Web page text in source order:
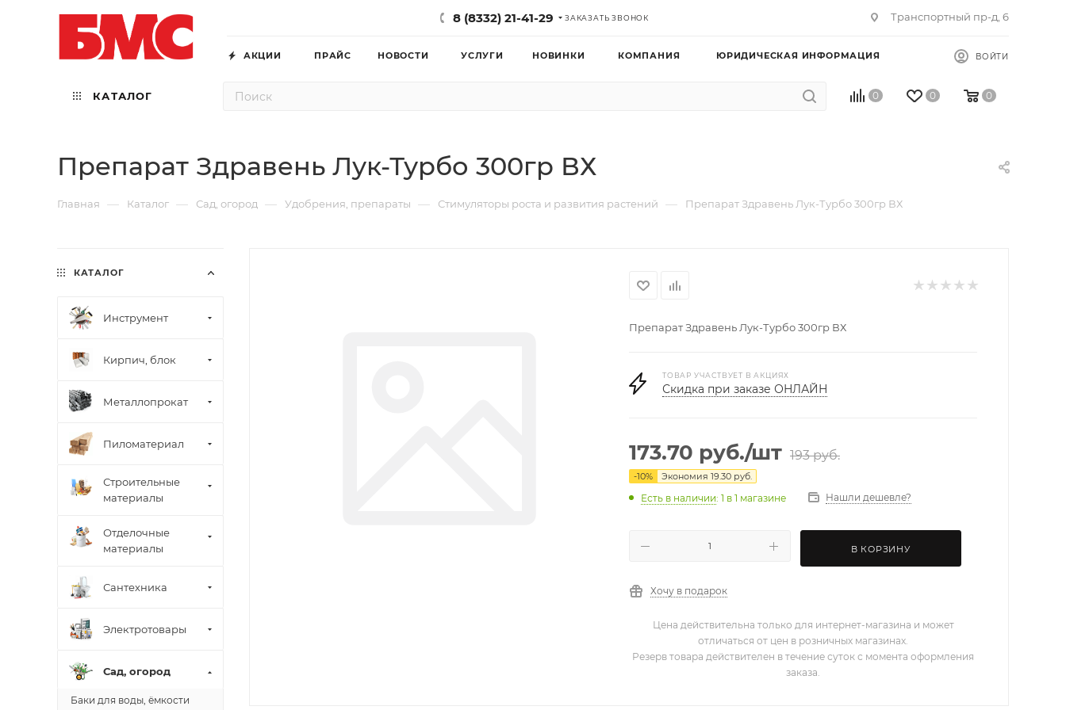
8 (8332) 21-41-29 ЗАКАЗАТЬ ЗВОНОК Транспортный пр-д, 6
АКЦИИ ПРАЙС НОВОСТИ УСЛУГИ НОВИНКИ КОМПАНИЯ ЮРИДИЧЕСКАЯ ИНФОРМАЦИЯ ВОЙТИ
КАТАЛОГ 0 0 0
Препарат Здравень Лук-Турбо 300гр ВХ
Главная — Каталог — Сад, огород — Удобрения, препараты — Стимуляторы роста и развития растений — Препарат Здравень Лук-Турбо 300гр ВХ
Препарат Здравень Лук-Турбо 300гр ВХ
ТОВАР УЧАСТВУЕТ В АКЦИЯХ
Скидка при заказе ОНЛАЙН
173.70 руб./шт 193руб.
-10% Экономия 19.30 руб.
Есть в наличии: 1 в 1 магазине Нашли дешевле?
В КОРЗИНУ
Хочу в подарок
Цена действительна только для интернет-магазина и может
отличаться от цен в розничных магазинах.
Резерв товара действителен в течение суток с момента оформления
заказа.
КАТАЛОГ
Инструмент
Кирпич, блок
Металлопрокат
Пиломатериал
Строительные
материалы
Отделочные
материалы
Сантехника
Электротовары
Сад, огород
Баки для воды, ёмкости